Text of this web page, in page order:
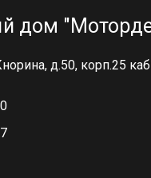
дом
д.50, корп.25